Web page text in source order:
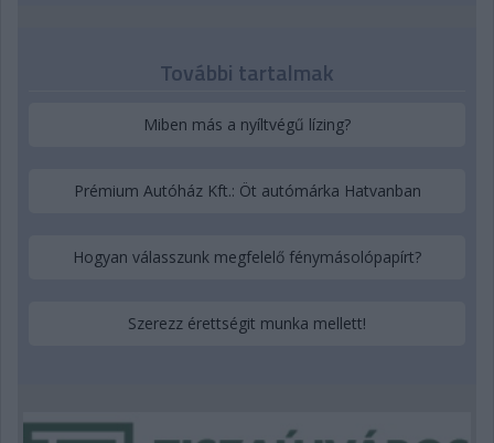
További tartalmak
Miben más a nyíltvégű lízing?
Prémium Autóház Kft.: Öt autómárka Hatvanban
Hogyan válasszunk megfelelő fénymásolópapírt?
Szerezz érettségit munka mellett!